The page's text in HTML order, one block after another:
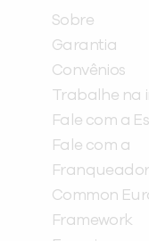
Sobre
Garantia
Convênios
Trabalhe na
Fale com a
Fale com a
Common
Framework